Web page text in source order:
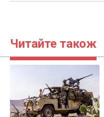
Читайте також